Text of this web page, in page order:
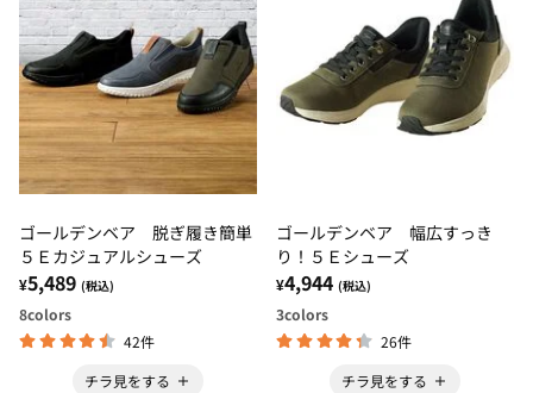
ゴールデンベア 脱ぎ履き簡単
５Ｅカジュアルシューズ
¥5,489 (税込)
8colors
42件
チラ見をする
ゴールデンベア 幅広すっき
り！５Ｅシューズ
¥4,944 (税込)
3colors
26件
チラ見をする